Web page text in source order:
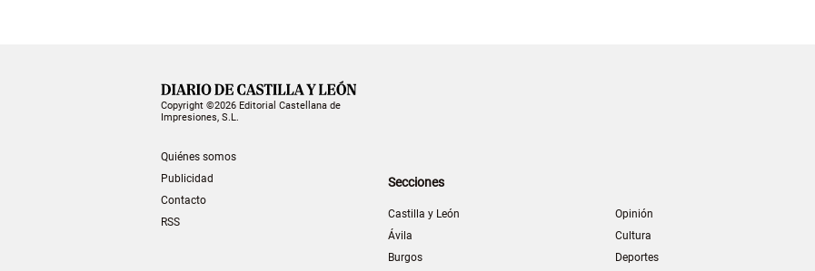
Copyright ©2026 Editorial Castellana de
Impresiones, S.L.
Quiénes somos
Publicidad
Contacto
RSS
Secciones
Castilla y León
Ávila
Burgos
Opinión
Cultura
Deportes